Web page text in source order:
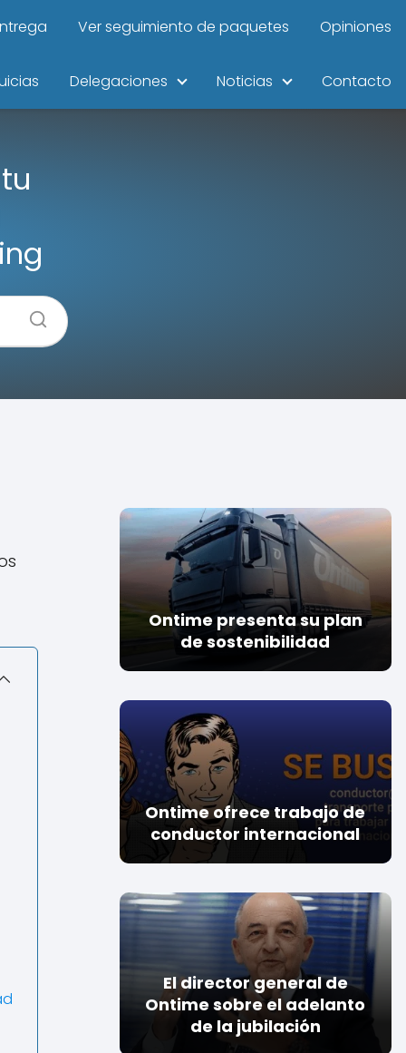
Ver seguimiento de paquetes Opiniones
Delegaciones Noticias Contacto
Ontime presenta su plan
de sostenibilidad
Ontime ofrece trabajo de
conductor internacional
El director general de
Ontime sobre el adelanto
de la jubilación